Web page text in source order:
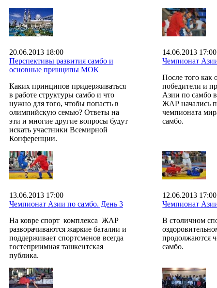
20.06.2013 18:00
Перспективы развития самбо и
основные принципы МОК
Каких принципов придерживаться
в работе структуры самбо и что
нужно для того, чтобы попасть в
олимпийскую семью? Ответы на
эти и многие другие вопросы будут
искать участники Всемирной
Конференции.
14.06.2013 17:00
Чемпионат
После того как
победители и
Азии по самбо
ЖАР начались
чемпионата
самбо.
13.06.2013 17:00
Чемпионат Азии по самбо. День 3
На ковре спорт комплекса ЖАР
разворачиваются жаркие баталии и
поддерживает спортсменов всегда
гостеприимная ташкентская
публика.
12.06.2013 17:00
Чемпионат
В столичном
продолжаются
самбо.